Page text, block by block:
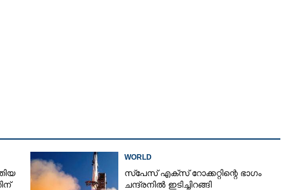
WORLD
സ്‌പേസ് എക്സ് റോക്കറ്റിന്റെ ഭാഗം
ചന്ദ്രനിൽ ഇടിച്ചിറങ്ങി